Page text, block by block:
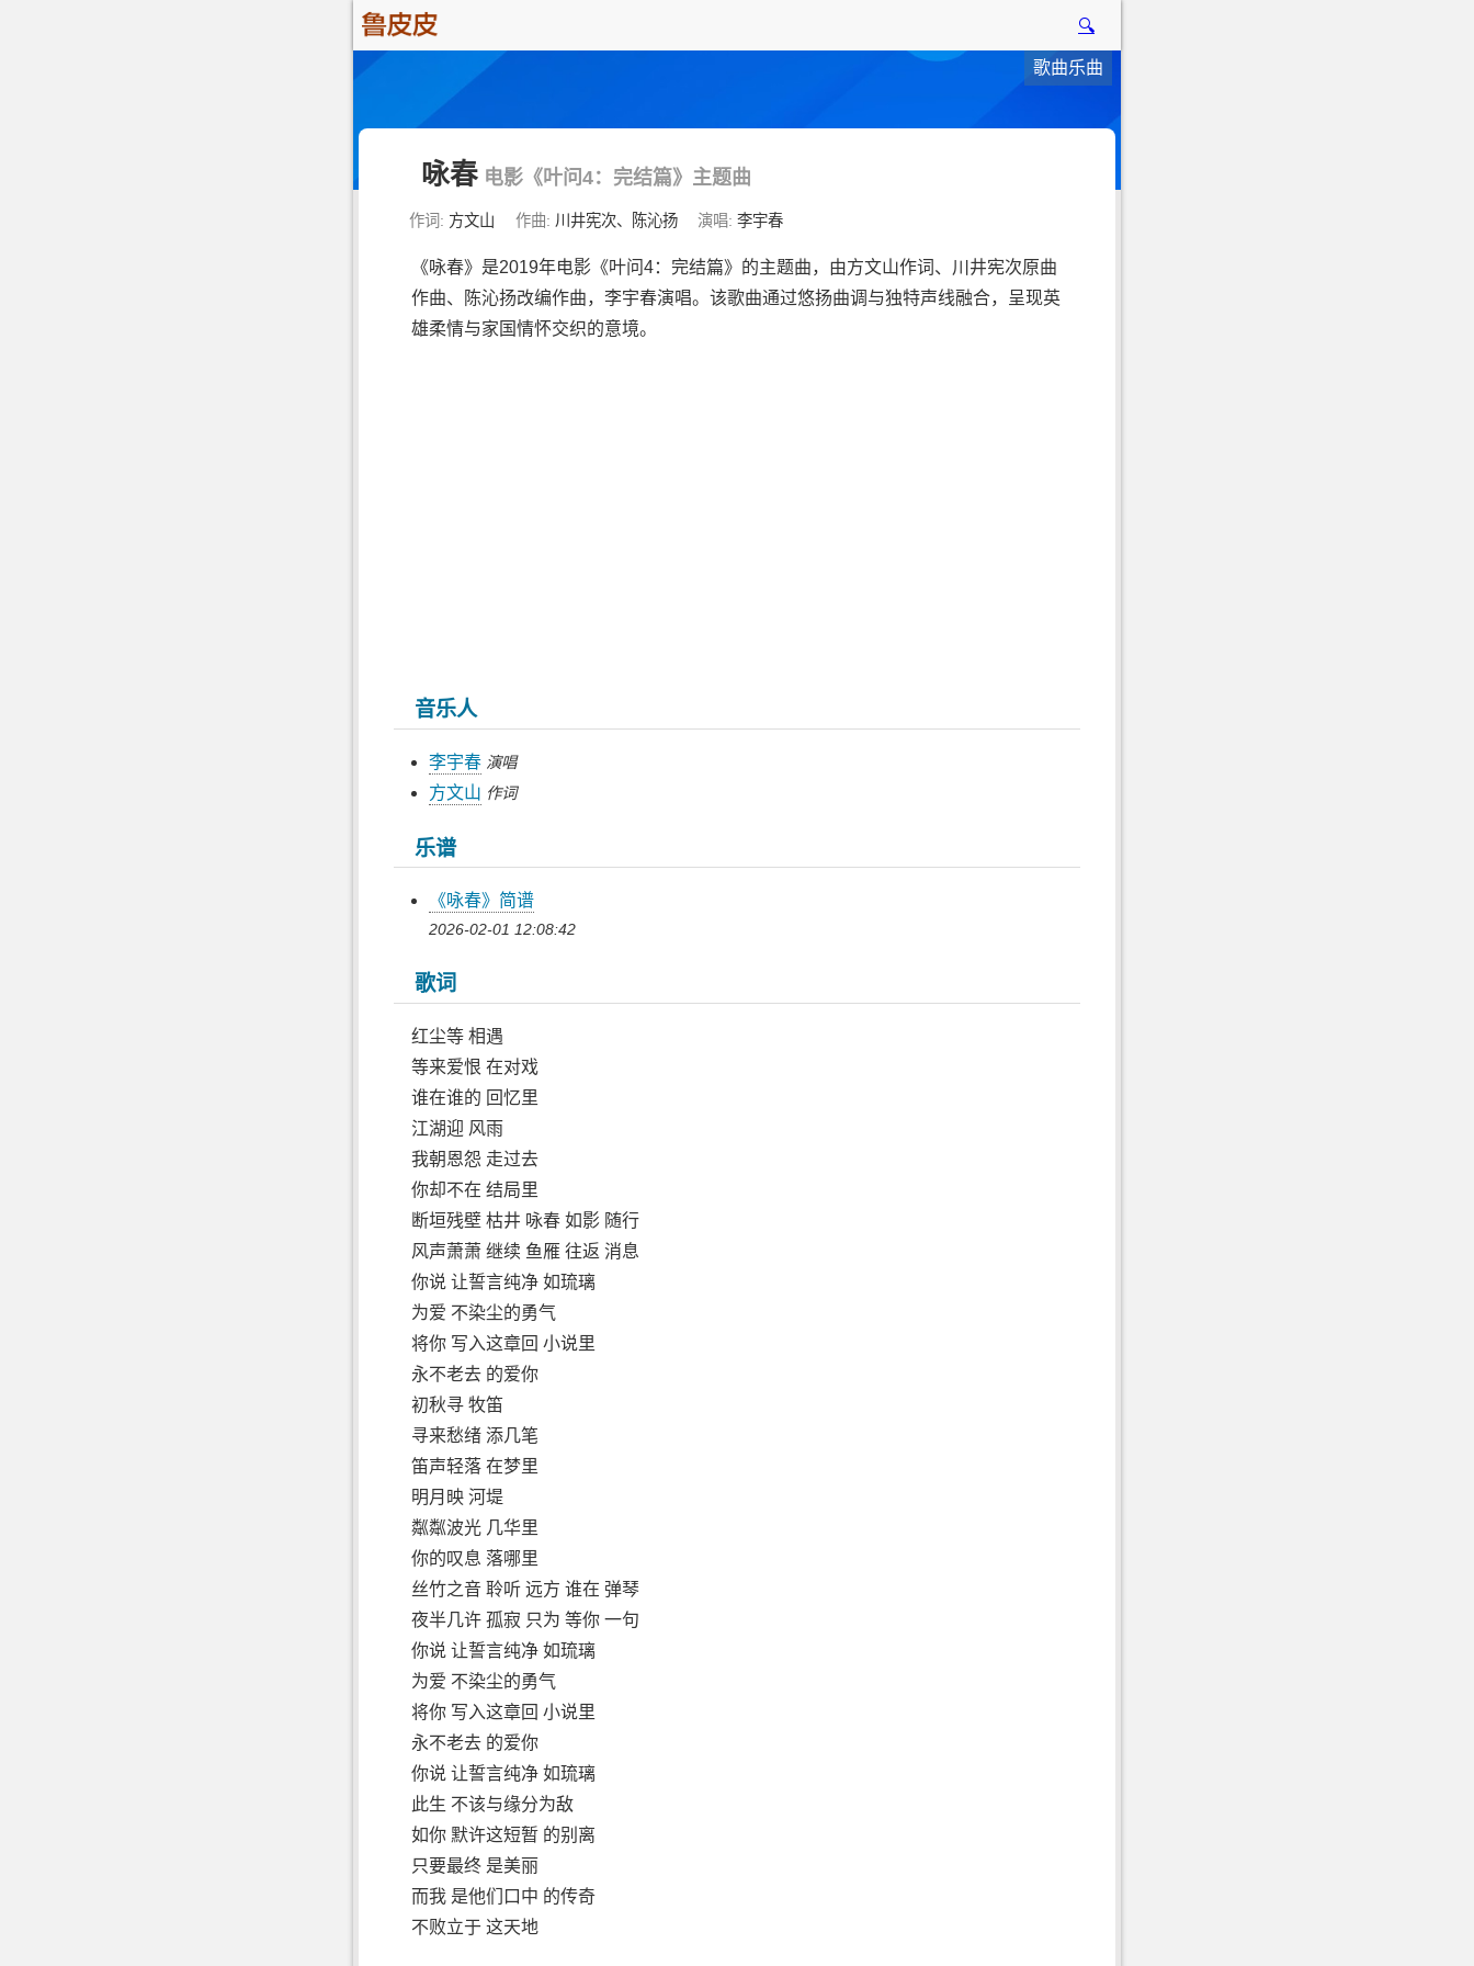
🔍
歌曲乐曲
咏春 电影《叶问4：完结篇》主题曲
作词: 方文山 作曲: 川井宪次、陈沁扬 演唱: 李宇春
《咏春》是2019年电影《叶问4：完结篇》的主题曲，由方文山作词、川井宪次原曲
作曲、陈沁扬改编作曲，李宇春演唱。该歌曲通过悠扬曲调与独特声线融合，呈现英
雄柔情与家国情怀交织的意境。
音乐人
李宇春 演唱
方文山 作词
乐谱
《咏春》简谱
2026-02-01 12:08:42
歌词
红尘等 相遇
等来爱恨 在对戏
谁在谁的 回忆里
江湖迎 风雨
我朝恩怨 走过去
你却不在 结局里
断垣残壁 枯井 咏春 如影 随行
风声萧萧 继续 鱼雁 往返 消息
你说 让誓言纯净 如琉璃
为爱 不染尘的勇气
将你 写入这章回 小说里
永不老去 的爱你
初秋寻 牧笛
寻来愁绪 添几笔
笛声轻落 在梦里
明月映 河堤
粼粼波光 几华里
你的叹息 落哪里
丝竹之音 聆听 远方 谁在 弹琴
夜半几许 孤寂 只为 等你 一句
你说 让誓言纯净 如琉璃
为爱 不染尘的勇气
将你 写入这章回 小说里
永不老去 的爱你
你说 让誓言纯净 如琉璃
此生 不该与缘分为敌
如你 默许这短暂 的别离
只要最终 是美丽
而我 是他们口中 的传奇
不败立于 这天地